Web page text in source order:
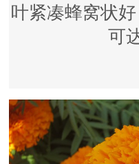
叶紧凑蜂窝状
可